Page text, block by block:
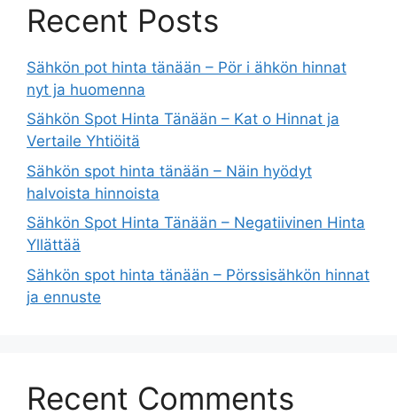
Recent Posts
Sähkön pot hinta tänään – Pör i ähkön hinnat
nyt ja huomenna
Sähkön Spot Hinta Tänään – Kat o Hinnat ja
Vertaile Yhtiöitä
Sähkön spot hinta tänään – Näin hyödyt
halvoista hinnoista
Sähkön Spot Hinta Tänään – Negatiivinen Hinta
Yllättää
Sähkön spot hinta tänään – Pörssisähkön hinnat
ja ennuste
Recent Comments